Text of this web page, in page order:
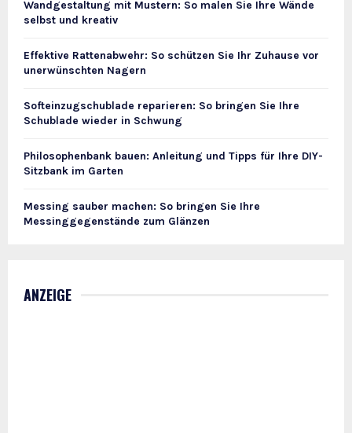
Wandgestaltung mit Mustern: So malen Sie Ihre Wände
selbst und kreativ
Effektive Rattenabwehr: So schützen Sie Ihr Zuhause vor
unerwünschten Nagern
Softeinzugschublade reparieren: So bringen Sie Ihre
Schublade wieder in Schwung
Philosophenbank bauen: Anleitung und Tipps für Ihre DIY-
Sitzbank im Garten
Messing sauber machen: So bringen Sie Ihre
Messinggegenstände zum Glänzen
ANZEIGE